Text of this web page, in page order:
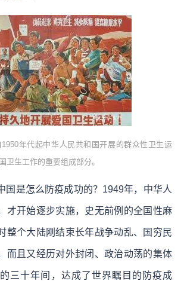
年代起中华人民共和国开展的群众性卫生运
卫生工作的重要组成部分。
国是怎么防疫成功的？1949年，中华人
才开始逐步实施，史无前例的全国性麻
整个大陆刚结束长年战争动乱、国穷民
而且又经历对外封闭、政治动荡的集体
三十年间，达成了世界瞩目的防疫成